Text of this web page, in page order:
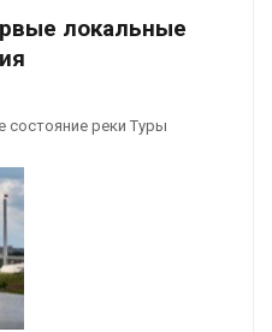
локальные
состояние реки Туры